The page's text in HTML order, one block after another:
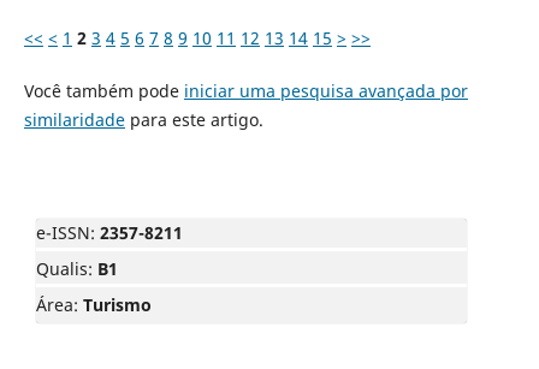
<< < 1 2 3 4 5 6 7 8 9 10 11 12 13 14 15 > >>
Você também pode iniciar uma pesquisa avançada por
similaridadepara este artigo.
e-ISSN: 2357-8211
Qualis: B1
Área: Turismo